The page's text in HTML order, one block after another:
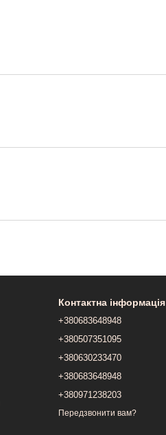
Контактна інформація
+380683648948
+380507351095
+380630233470
+380683648948
+380971238203
Передзвонити вам?